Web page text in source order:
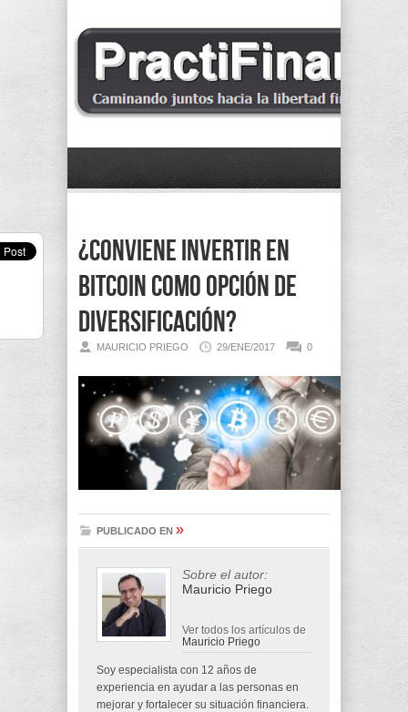
¿Conviene invertir en
Bitcoin como opción de
diversificación?
MAURICIO PRIEGO 29/ENE/2017 0
PUBLICADO EN »
Sobre el autor:
Mauricio Priego
Ver todos los artículos de
Mauricio Priego
Soy especialista con 12 años de
experiencia en ayudar a las personas en
mejorar y fortalecer su situación financiera.